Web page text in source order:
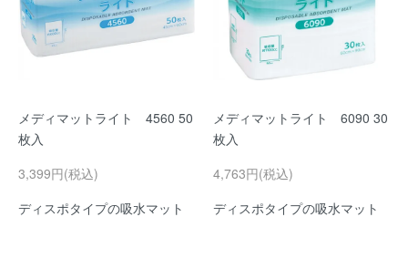
メディマットライト 4560 50
枚入
3,399円(税込)
ディスポタイプの吸水マット
メディマットライト 6090 30
枚入
4,763円(税込)
ディスポタイプの吸水マット